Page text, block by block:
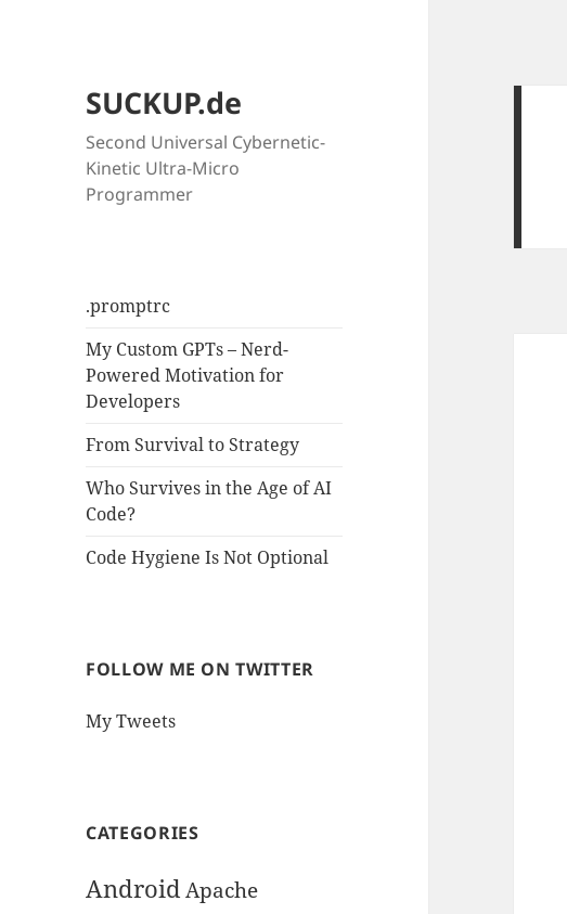
SUCKUP.de
Second Universal Cybernetic-
Kinetic Ultra-Micro
Programmer
.promptrc
My Custom GPTs – Nerd-
Powered Motivation for
Developers
From Survival to Strategy
Who Survives in the Age of AI
Code?
Code Hygiene Is Not Optional
FOLLOW ME ON TWITTER
My Tweets
CATEGORIES
AndroidApache